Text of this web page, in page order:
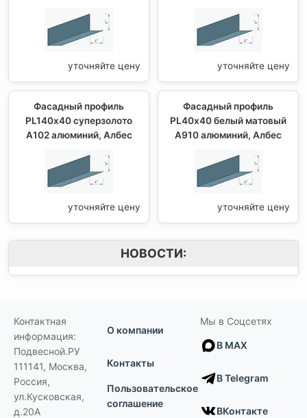
уточняйте цену уточняйте цену
Фасадный профиль
PL140х40 суперзолото
А102 алюминий, Албес
уточняйте цену
Фасадный профиль
PL40х40 белый матовый
А910 алюминий, Албес
уточняйте цену
НОВОСТИ:
Контактная
информация:
Подвесной.РУ
111141, Москва,
Россия,
ул.Кусковская,
д.20А
О компании
Контакты
Пользовательское
соглашение
Мы в Соцсетях
В MAX
В Telegram
ВКонтакте